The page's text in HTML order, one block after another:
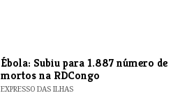
​Ébola: Subiu para 1.887 número de
mortos na RDCongo
EXPRESSO DAS ILHAS